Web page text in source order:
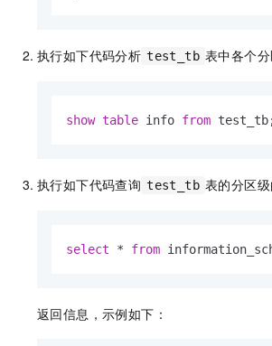
执行如下代码分析 test_tb 表中各个分
show table info from
执行如下代码查询 test_tb 表的分区级
select * from
返回信息，示例如下：